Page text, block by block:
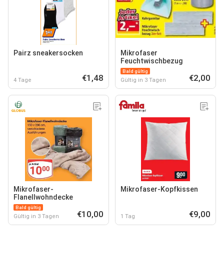
Pairz sneakersocken
4 Tage €1,48
Mikrofaser
Feuchtwischbezug
Bald gültig
Gültig in 3 Tagen €2,00
Mikrofaser-
Flanellwohndecke
Bald gültig
Gültig in 3 Tagen €10,00
Mikrofaser-Kopfkissen
1 Tag €9,00